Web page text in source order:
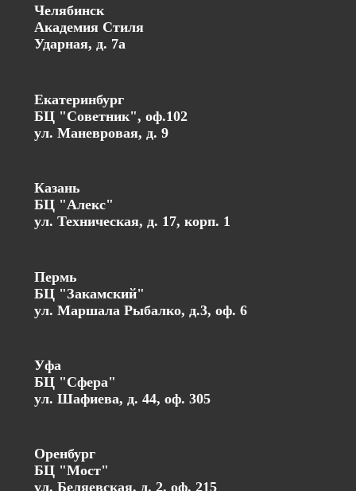
Челябинск
Академия Стиля
Ударная, д. 7а
Екатеринбург
БЦ "Советник", оф.102
ул. Маневровая, д. 9
Казань
БЦ "Алекс"
ул. Техническая, д. 17, корп. 1
Пермь
БЦ "Закамский"
ул. Маршала Рыбалко, д.3, оф. 6
Уфа
БЦ "Сфера"
ул. Шафиева, д. 44, оф. 305
Оренбург
БЦ "Мост"
ул. Беляевская, д. 2, оф. 215